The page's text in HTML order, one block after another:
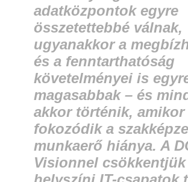
adatközpontok egyre
összetettebbé válnak,
ugyanakkor a
és a fenntarthatóság
követelményei is
magasabbak – és
akkor történik, amikor
fokozódik a
munkaerő hiánya. A
Visionnel csökkentjük